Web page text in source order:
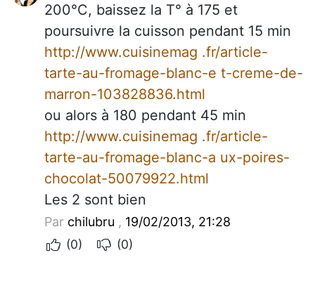
200°C, baissez la T° à 175 et
poursuivre la cuisson pendant 15 min
http://www.cuisinemag .fr/article-
tarte-au-fromage-blanc-e t-creme-de-
marron-103828836.html
ou alors à 180 pendant 45 min
http://www.cuisinemag .fr/article-
tarte-au-fromage-blanc-a ux-poires-
chocolat-50079922.html
Les 2 sont bien
Par chilubru , 19/02/2013, 21:28
(0)
(0)